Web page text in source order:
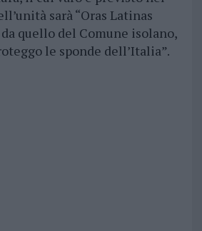
sarà “Oras Latinas
quello del Comune isolano,
le sponde dell’Italia”.